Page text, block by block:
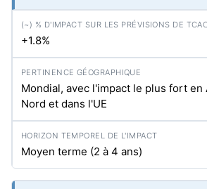
+1.8%
Mondial, avec l'impact le plus fort en
Nord et dans l'UE
Moyen terme (2 à 4 ans)